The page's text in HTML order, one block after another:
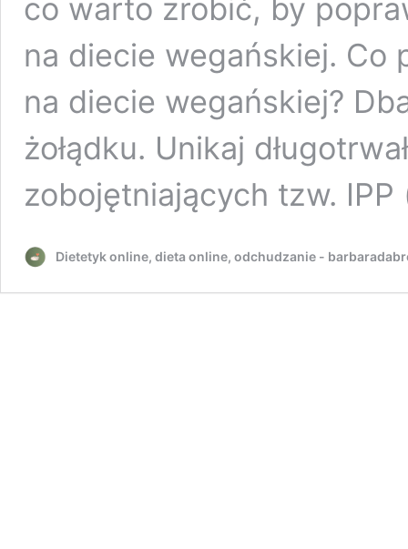
co warto zrobić, by
na diecie wegańskiej. Co
na diecie wegańskiej?
żołądku. Unikaj
zobojętniających tzw.
Dietetyk online, dieta online, odchudzanie -